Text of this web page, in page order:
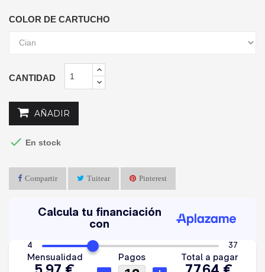
COLOR DE CARTUCHO
CANTIDAD
AÑADIR
 En stock
Compartir Tuitear Pinterest